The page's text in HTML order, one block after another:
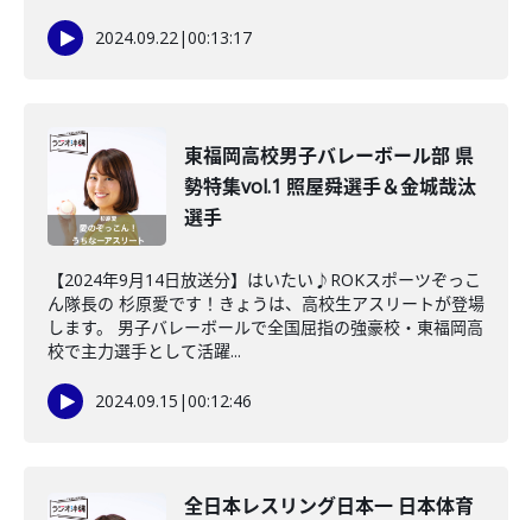
2024.09.22|00:13:17
東福岡高校男子バレーボール部 県
勢特集vol.1 照屋舜選手＆金城哉汰
選手
【2024年9月14日放送分】はいたい♪ROKスポーツぞっこ
ん隊長の 杉原愛です！きょうは、高校生アスリートが登場
します。 男子バレーボールで全国屈指の強豪校・東福岡高
校で主力選手として活躍...
2024.09.15 |00:12:46
全日本レスリング日本一 日本体育